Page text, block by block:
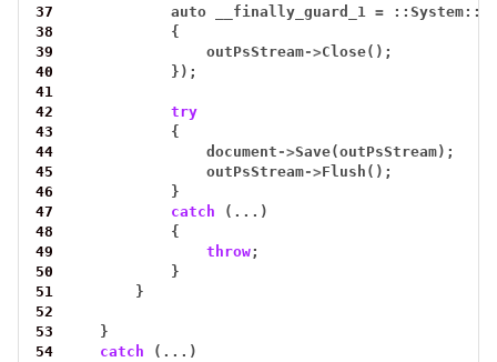
37
auto __finally_guard_1 =
38
{
39
outPsStream->Close();
40
});
41
42
try
43
{
44
document ->Save(outPsStream);
45
outPsStream->Flush();
46
}
47
catch
(...)
48
{
49
throw;
50
}
51
}
52
53
}
54
catch
(...)